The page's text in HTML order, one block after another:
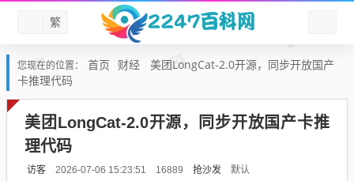
繁
您现在的位置： 首页 财经
美团LongCat-2.0开源，同步开放国产
卡推理代码
美团LongCat-2.0开源，同步开放国产卡推
理代码
访客 2026-07-06 15:23:51 16889 抢沙发 默认